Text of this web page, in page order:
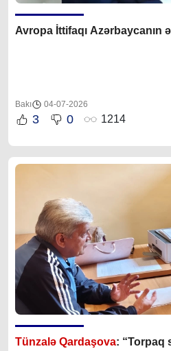
Avropa İttifaqı Azərbaycanın
Bakı 04-07-2026
3 0 1214
Tünzalə Qardaşova: “Torpaq